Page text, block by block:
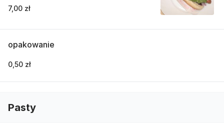
7,00 zł
opakowanie
0,50 zł
Pasty